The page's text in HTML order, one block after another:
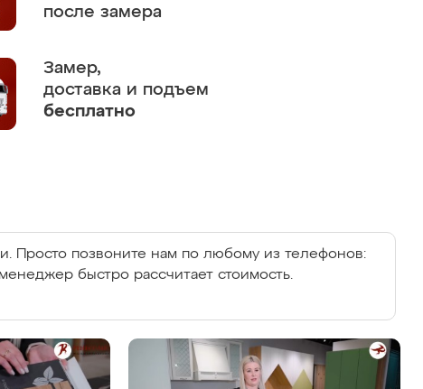
после замера
Замер,
доставка и подъем
бесплатно
Просто позвоните нам по любому из телефонов:
быстро рассчитает стоимость.